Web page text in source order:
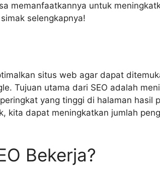
memanfaatkannya untuk
selengkapnya!
situs web agar dapat
Tujuan utama dari SEO adalah
yang tinggi di halaman hasil
kita dapat meningkatkan jumlah
Bekerja?